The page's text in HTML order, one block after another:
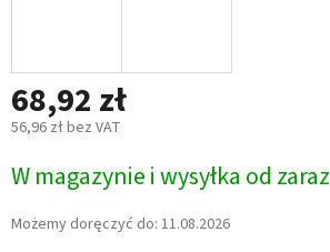
68,92 zł
56,96 zł bez VAT
jednostkowa:
W magazynie i wysyłka od zaraz
Możemy doręczyć do: 11.08.2026